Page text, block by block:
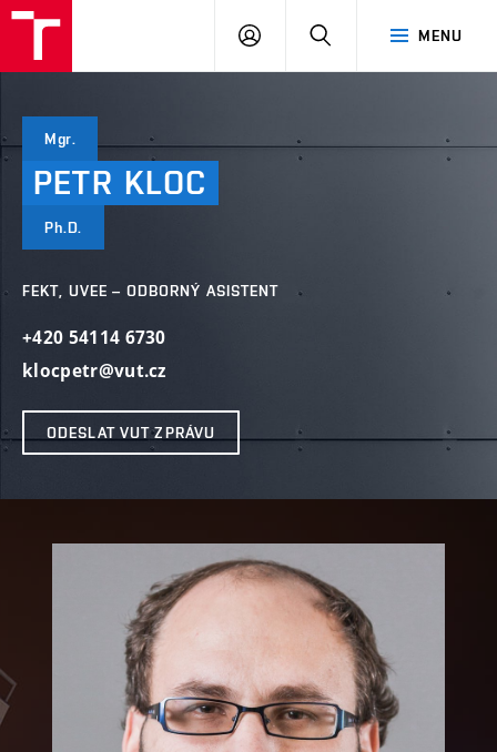
MENU
PŘIHLÁSIT
Mgr.
PETR KLOC
Ph.D.
FEKT, UVEE – ODBORNÝ ASISTENT
+420 54114 6730
klocpetr@vut.cz
ODESLAT VUT ZPRÁVU